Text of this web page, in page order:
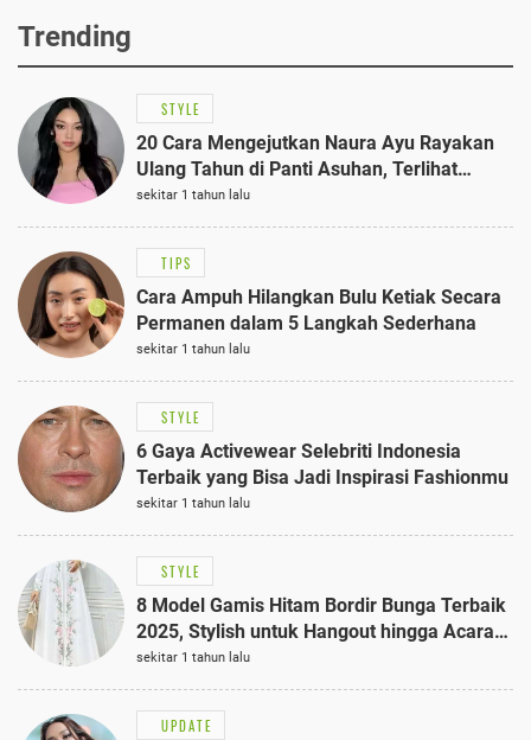
Trending
STYLE
20 Cara Mengejutkan Naura Ayu Rayakan
Ulang Tahun di Panti Asuhan, Terlihat
Anggun dengan Kaftan Cokelat
sekitar 1 tahun lalu
TIPS
Cara Ampuh Hilangkan Bulu Ketiak Secara
Permanen dalam 5 Langkah Sederhana
sekitar 1 tahun lalu
STYLE
6 Gaya Activewear Selebriti Indonesia
Terbaik yang Bisa Jadi Inspirasi Fashionmu
sekitar 1 tahun lalu
STYLE
8 Model Gamis Hitam Bordir Bunga Terbaik
2025, Stylish untuk Hangout hingga Acara
Semi-Formal
sekitar 1 tahun lalu
UPDATE